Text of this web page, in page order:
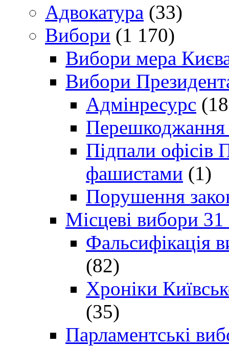
Адвокатура (33)
Вибори (1 170)
Вибори мера
Вибори
Адмінресурс
Перешкоджання
Підпали офісів
фашистами (1)
Порушення
Місцеві вибори
Фальсифікація
(82)
Хроніки
(35)
Парламентські